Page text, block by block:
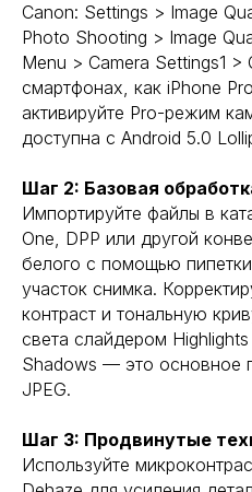
Canon: Settings > Image
Photo Shooting > Image
Menu > Camera Settings1 >
смартфонах, как iPhone
активируйте Pro-режим
доступна с Android 5.0
Шаг 2: Базовая
Импортируйте файлы в
One, DPP или другой
белого с помощью
участок снимка.
контраст и тональную
света слайдером
Shadows — это основное
JPEG.
Шаг 3: Продвинутые
Используйте